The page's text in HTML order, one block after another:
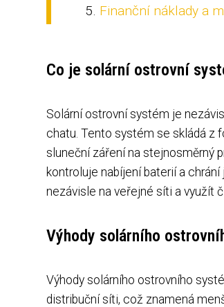
Finanční náklady a
Co je solární ostrovní
Solární ostrovní systém je
chatu. Tento systém se skládá z
sluneční záření na stejnosměrný
kontroluje nabíjení baterií a
nezávisle na veřejné síti a využít
Výhody solárního
Výhody solárního ostrovního
distribuční síti, což znamená